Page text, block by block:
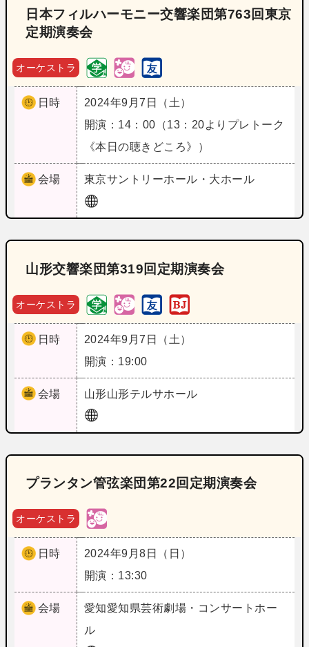
日本フィルハーモニー交響楽団第763回東京
定期演奏会
オーケストラ
日時
2024年9月7日（土）
開演：14：00（13：20よりプレトーク
《本日の聴きどころ》）
会場 東京サントリーホール・大ホール
山形交響楽団第319回定期演奏会
オーケストラ
日時
2024年9月7日（土）
開演：19:00
会場 山形山形テルサホール
プランタン管弦楽団第22回定期演奏会
オーケストラ
日時
2024年9月8日（日）
開演：13:30
会場 愛知愛知県芸術劇場・コンサートホー
ル